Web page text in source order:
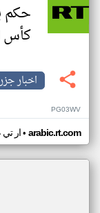
حكم
كأس
اخبار
PG03WV
ار• arabic.rt.com